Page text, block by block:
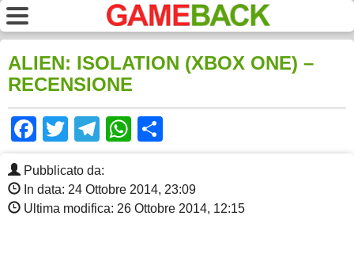
ALIEN: ISOLATION (XBOX ONE) –
RECENSIONE
Facebook
TwitterTelegram
WhatsApp
Pubblicato da:
In data: 24 Ottobre 2014, 23:09
Ultima modifica: 26 Ottobre 2014, 12:15